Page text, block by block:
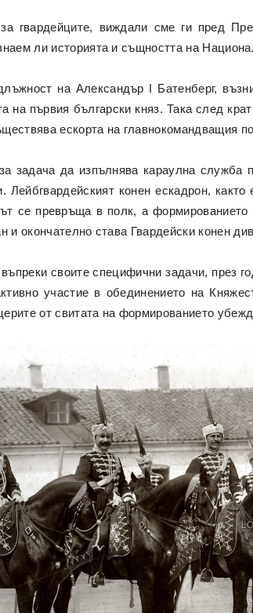
гвардейците, виждали сме ги пред
ли историята и същността на
на Александър I Батенберг,
на първия български княз. Така след
ескорта на главнокомандващия
задача да изпълнява караулна служба
конен ескадрон,
се превръща в полк, а
и окончателно става Гвардейски конен
своите специфични задачи, през
участие в обединението на
от свитата на формированието